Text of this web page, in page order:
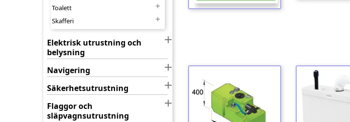
Toalett 
Skafferi 
Elektrisk utrustning och
belysning

Navigering 
Säkerhetsutrustning 
Flaggor och
släpvagnsutrustning
